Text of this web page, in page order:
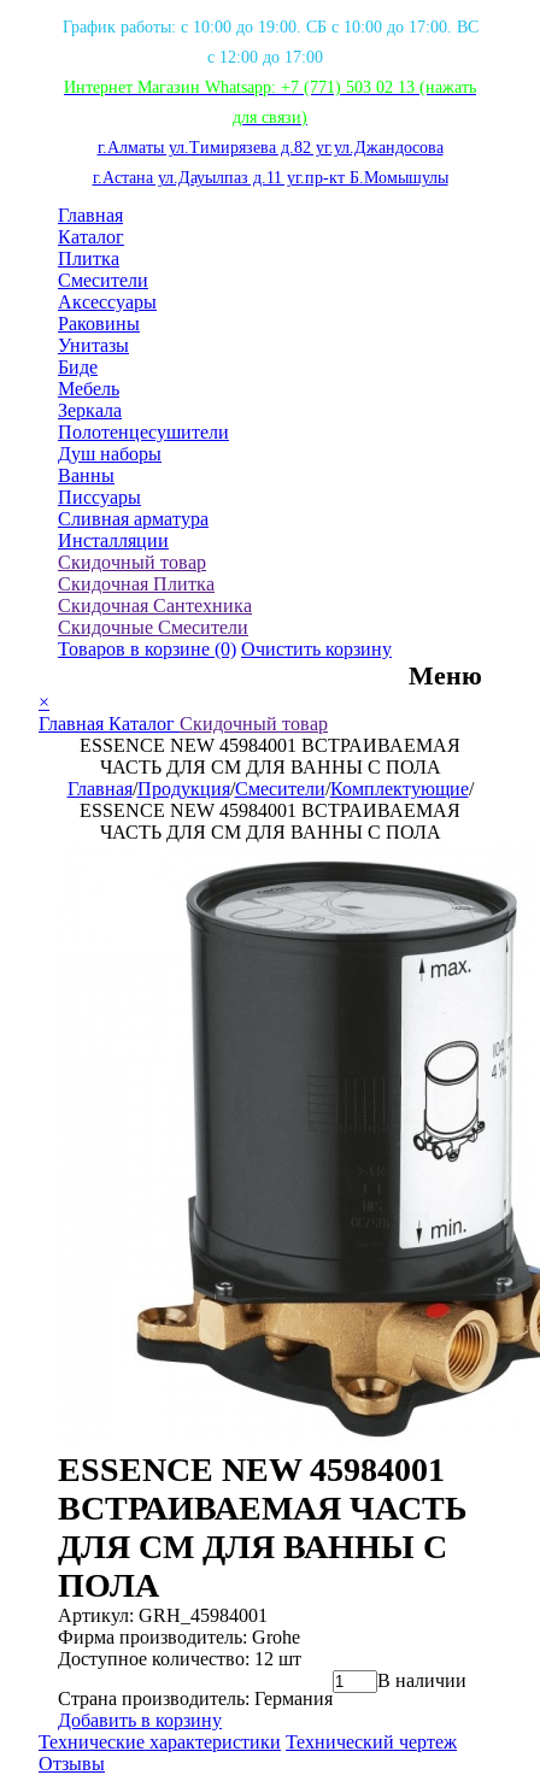
График работы: с 10:00 до 19:00. СБ с 10:00 до 17:00. ВС
с 12:00 до 17:00
Интернет Магазин Whatsapp: +7 (771) 503 02 13 (нажать
для связи)
г.Алматы ул.Тимирязева д.82 уг.ул.Джандосова
г.Астана ул.Дауылпаз д.11 уг.пр-кт Б.Момышулы
Главная
Каталог
Плитка
Смесители
Аксессуары
Раковины
Унитазы
Биде
Мебель
Зеркала
Полотенцесушители
Душ наборы
Ванны
Писсуары
Сливная арматура
Инсталляции
Скидочный товар
Скидочная Плитка
Скидочная Сантехника
Скидочные Смесители
Товаров в корзине (0) Очистить корзину
Меню
×
Главная Каталог Скидочный товар
ESSENCE NEW 45984001 ВСТРАИВАЕМАЯ
ЧАСТЬ ДЛЯ СМ ДЛЯ ВАННЫ С ПОЛА
Главная/Продукция/Смесители/Комплектующие/
ESSENCE NEW 45984001 ВСТРАИВАЕМАЯ
ЧАСТЬ ДЛЯ СМ ДЛЯ ВАННЫ С ПОЛА
ESSENCE NEW 45984001
ВСТРАИВАЕМАЯ ЧАСТЬ
ДЛЯ СМ ДЛЯ ВАННЫ С
ПОЛА
Артикул: GRH_45984001
Фирма производитель: Grohe
Доступное количество: 12 шт
Страна производитель: Германия
В наличии
Добавить в корзину
Технические характеристики Технический чертеж
Отзывы